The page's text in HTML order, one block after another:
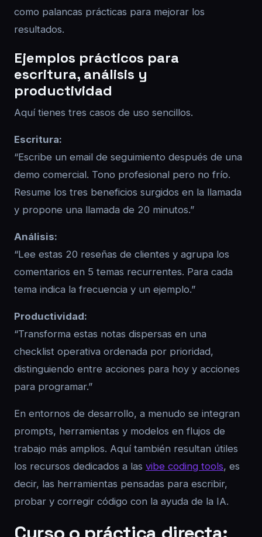
como palancas prácticas para mejorar los
resultados.
Ejemplos prácticos para
escritura, análisis y
productividad
Aquí tienes tres casos de uso sencillos.
Escritura:
“Escribe un email de seguimiento después de una
demo comercial. Tono profesional pero no frío.
Resume los tres beneficios surgidos en la llamada
y propone una llamada de 20 minutos.”
Análisis:
“Lee estas 20 reseñas de clientes y agrupa los
comentarios en 5 temas recurrentes. Para cada
tema indica la frecuencia y un ejemplo.”
Productividad:
“Transforma estas notas dispersas en una
checklist operativa ordenada por prioridad,
distinguiendo entre acciones para hoy y acciones
para programar.”
En entornos de desarrollo, a menudo se integran
prompts, herramientas y modelos en flujos de
trabajo más amplios. Aquí también resultan útiles
los recursos dedicados a las vibe coding tools, es
decir, las herramientas pensadas para escribir,
probar y corregir código con la ayuda de la IA.